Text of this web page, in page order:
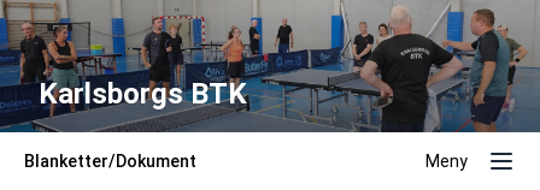
Karlsborgs BTK
Blanketter/Dokument Meny